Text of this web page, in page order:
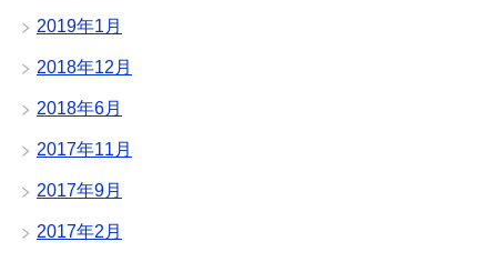
2019年1月
2018年12月
2018年6月
2017年11月
2017年9月
2017年2月